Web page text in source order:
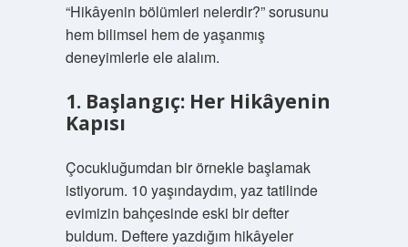
“Hikâyenin bölümleri nelerdir?” sorusunu
hem bilimsel hem de yaşanmış
deneyimlerle ele alalım.
1. Başlangıç: Her Hikâyenin
Kapısı
Çocukluğumdan bir örnekle başlamak
istiyorum. 10 yaşındaydım, yaz tatilinde
evimizin bahçesinde eski bir defter
buldum. Deftere yazdığım hikâyeler